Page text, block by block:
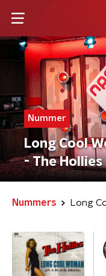
Nummer
Long Cool
- The Hollies
Nummers Long